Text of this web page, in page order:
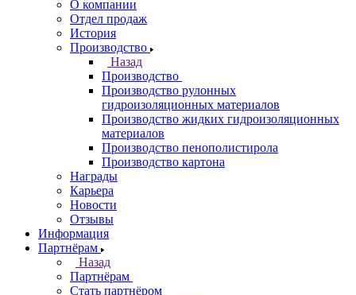
О компании
Отдел продаж
История
Производство
Назад
Производство
Производство рулонных
гидроизоляционных материалов
Производство жидких гидроизоляционных
материалов
Производство пенополистирола
Производство картона
Награды
Карьера
Новости
Отзывы
Информация
Партнёрам
Назад
Партнёрам
Стать партнёром